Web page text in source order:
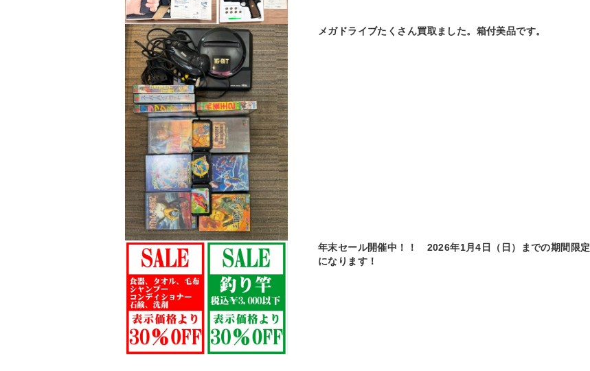
メガドライブたくさん買取ました。箱付美品です。
年末セール開催中！！ 2026年1月4日（日）までの期間限定
になります！